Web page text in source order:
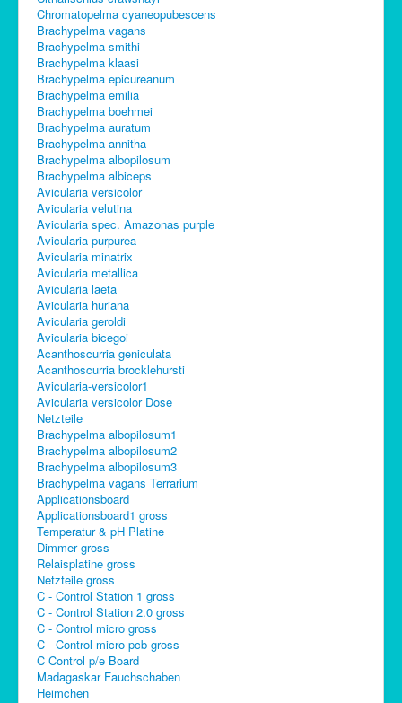
Chromatopelma cyaneopubescens
Brachypelma vagans
Brachypelma smithi
Brachypelma klaasi
Brachypelma epicureanum
Brachypelma emilia
Brachypelma boehmei
Brachypelma auratum
Brachypelma annitha
Brachypelma albopilosum
Brachypelma albiceps
Avicularia versicolor
Avicularia velutina
Avicularia spec. Amazonas purple
Avicularia purpurea
Avicularia minatrix
Avicularia metallica
Avicularia laeta
Avicularia huriana
Avicularia geroldi
Avicularia bicegoi
Acanthoscurria geniculata
Acanthoscurria brocklehursti
Avicularia-versicolor1
Avicularia versicolor Dose
Netzteile
Brachypelma albopilosum1
Brachypelma albopilosum2
Brachypelma albopilosum3
Brachypelma vagans Terrarium
Applicationsboard
Applicationsboard1 gross
Temperatur & pH Platine
Dimmer gross
Relaisplatine gross
Netzteile gross
C - Control Station 1 gross
C - Control Station 2.0 gross
C - Control micro gross
C - Control micro pcb gross
C Control p/e Board
Madagaskar Fauchschaben
Heimchen